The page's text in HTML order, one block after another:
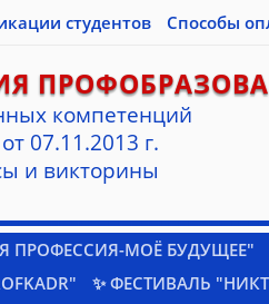
студентов Способы
компетенций
07.11.2013 г.
и викторины
ПРОФЕССИЯ-МОЁ БУДУЩЕЕ"
✨ ФЕСТИВАЛЬ